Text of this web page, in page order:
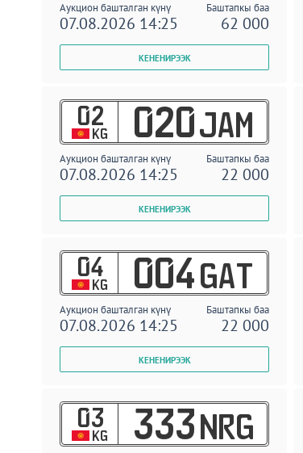
Аукцион башталган күнү Баштапкы баа
07.08.2026 14:25 62 000
02
KG 020 JAM
Аукцион башталган күнү Баштапкы баа
07.08.2026 14:25 22 000
04
KG 004 GAT
Аукцион башталган күнү Баштапкы баа
07.08.2026 14:25 22 000
03
KG 333 NRG